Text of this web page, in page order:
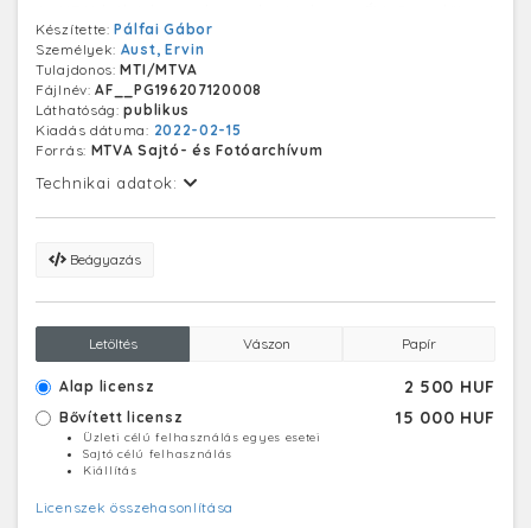
Vállalat dolgozói szerelik be közösen német
kollégáikkal.
Készítette:Pálfai Gábor
Személyek: Aust, Ervin
Tulajdonos:MTI/MTVA
Fájlnév:AF__PG196207120008
Láthatóság:publikus
Kiadás dátuma: 2022-02-15
Forrás: MTVA Sajtó- és Fotóarchívum
Technikai adatok:
Beágyazás
Letöltés Vászon Papír
Alap licensz 2 500 HUF
Bővített licensz 15 000 HUF
Üzleti célú felhasználás egyes esetei
Sajtó célú felhasználás
Kiállítás
Licenszek összehasonlítása